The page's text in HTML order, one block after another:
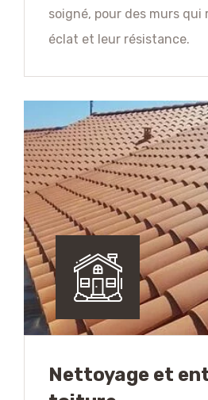
soigné, pour des murs
éclat et leur résistance.
Nettoyage et